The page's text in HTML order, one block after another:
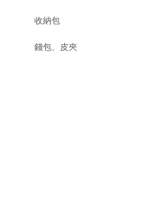
收納包
錢包、皮夾